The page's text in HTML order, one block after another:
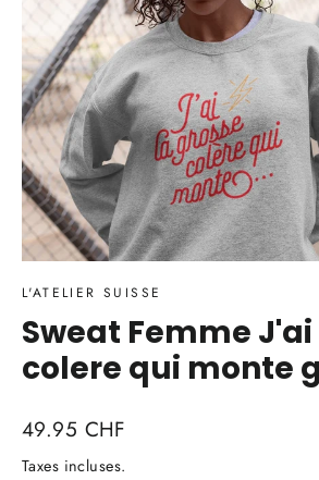
L'ATELIER SUISSE
Sweat Femme
colere qui monte
Prix
régulier
49.95 CHF
Taxes incluses.